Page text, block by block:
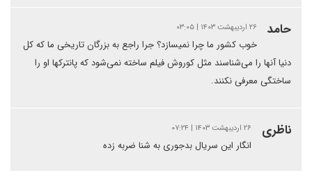
حامد ۲۶ اردیبهشت ۱۴۰۳ | ۰۳:۰۵
خوب کشور ما چرا نمیسازد؟ جرا راجع به بزرگان تاریخی ما که کل
دنیا آنها را می‌شناسند مثل کوروش فیلم ساخته نمی‌شود که پانترکها او را
ساختگی معرفی نکنند.
ناظری ۲۶ اردیبهشت ۱۴۰۳ | ۰۷:۲۴
انگار این سریال بدجوری به شنا ضربه زده